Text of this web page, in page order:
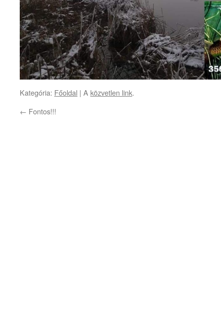
Kategória: Főoldal | A közvetlen link.
← Fontos!!!